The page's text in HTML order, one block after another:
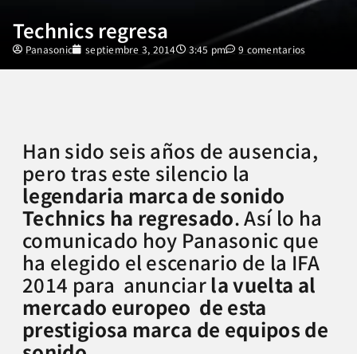
Technics regresa
Panasonic septiembre 3, 2014 3:45 pm 9 comentarios
Han sido seis años de ausencia,
pero tras este silencio la
legendaria marca de sonido
Technics ha regresado. Así lo ha
comunicado hoy Panasonic que
ha elegido el escenario de la IFA
2014 para anunciar la vuelta al
mercado europeo de esta
prestigiosa marca de equipos de